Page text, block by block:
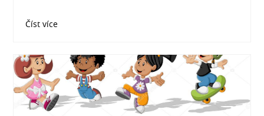
Číst více